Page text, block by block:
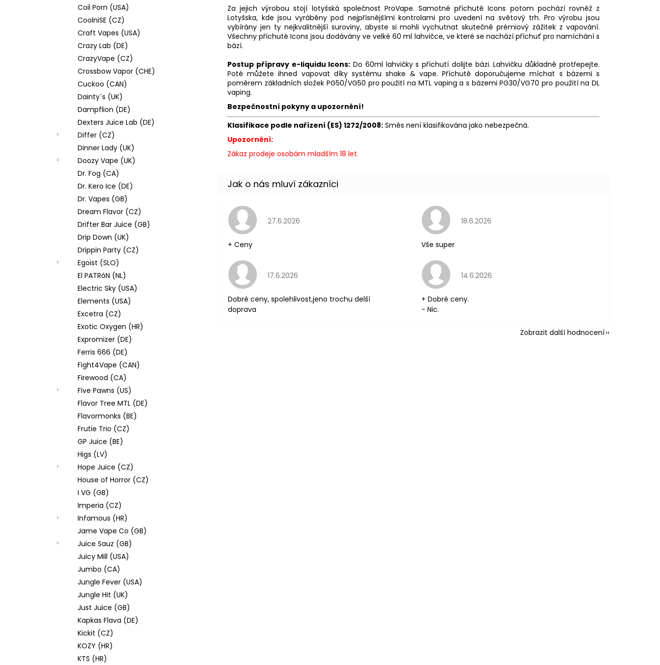
Coil Porn (USA)
CoolniSE (CZ)
Craft Vapes (USA)
Crazy Lab (DE)
CrazyVape (CZ)
Crossbow Vapor (CHE)
Cuckoo (CAN)
Dainty´s (UK)
Dampflion (DE)
Dexters Juice Lab (DE)
Differ (CZ)
Dinner Lady (UK)
Doozy Vape (UK)
Dr. Fog (CA)
Dr. Kero Ice (DE)
Dr. Vapes (GB)
Dream Flavor (CZ)
Drifter Bar Juice (GB)
Drip Down (UK)
Drippin Party (CZ)
Egoist (SLO)
El PATRóN (NL)
Electric Sky (USA)
Elements (USA)
Excetra (CZ)
Exotic Oxygen (HR)
Expromizer (DE)
Ferris 666 (DE)
Fight4Vape (CAN)
Firewood (CA)
Five Pawns (US)
Flavor Tree MTL (DE)
Flavormonks (BE)
Frutie Trio (CZ)
GP Juice (BE)
Higs (LV)
Hope Juice (CZ)
House of Horror (CZ)
I VG (GB)
Imperia (CZ)
Infamous (HR)
Jame Vape Co (GB)
Juice Sauz (GB)
Juicy Mill (USA)
Jumbo (CA)
Jungle Fever (USA)
Jungle Hit (UK)
Just Juice (GB)
Kapkas Flava (DE)
Kickit (CZ)
KOZY (HR)
KTS (HR)
Za jejich výrobou stojí lotyšská společnost ProVape. Samotné příchutě Icons potom pochází rovněž z
Lotyšska, kde jsou vyráběny pod nejpřísnějšími kontrolami pro uvedení na světový trh. Pro výrobu jsou
vybírány jen ty nejkvalitnější suroviny, abyste si mohli vychutnat skutečně prémiový zážitek z vapování.
Všechny příchutě Icons jsou dodávány ve velké 60 ml lahvičce, ve které se nachází příchuť pro namíchání s
bází.
Postup přípravy e-liquidu Icons: Do 60ml lahvičky s příchutí dolijte bázi. Lahvičku důkladně protřepejte.
Poté můžete ihned vapovat díky systému shake & vape. Příchutě doporučujeme míchat s bázemi s
poměrem základních složek PG50/VG50 pro použití na MTLvaping a s bázemi PG30/VG70 pro použití na DL
vaping.
Bezpečnostní pokyny a upozornění!
Klasifikace podle nařízení (ES) 1272/2008: Směs není klasifikována jako nebezpečná.
Upozornění:
Zákaz prodeje osobám mladším 18 let.
Hodnocení obchodu je 5 z 5 hvězdiček.
27.6.2026
+ Ceny
Hodnocení obchodu je 5 z 5 hvězdiček.
18.6.2026
Vše super
Hodnocení obchodu je 5 z 5 hvězdiček.
17.6.2026
Dobré ceny, spolehlivost,jeno trochu delší
doprava
Hodnocení obchodu je 5 z 5 hvězdiček.
14.6.2026
+ Dobré ceny.
- Nic.
Zobrazit další hodnocení